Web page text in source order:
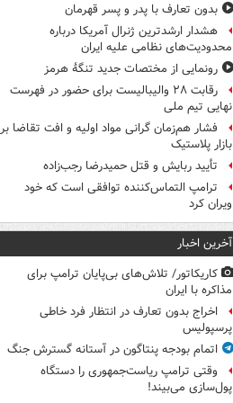
بدون تعارف با پدر و پسر قهرمان
هشدار ارشدترین ژنرال آمریکا درباره
محدودیت‌های نظامی علیه ایران
رونمایی از مختصات جدید تنگۀ هرمز
رقابت ۲۸ والیبالیست برای حضور در فهرست
نهایی تیم ملی
فشار هم‌زمان گرانی مواد اولیه و افت تقاضا بر
بازار پلاستیک
تأیید ربایش و قتل حمیدرضا رجب‌زاده
ترامپ التماس‌کننده توافقی است که خود
ویران کرد
آخرین اخبار
کاریکاتور/ تلاش‌های بی‌پایان ترامپ برای
مذاکره با ایران
اخراج بدون تعارف در انتظار فرد خاطی
پرسپولیس
اتمام بودجه پنتاگون در آستانه گسترش جنگ
وقتی ترامپ ریاست‌جمهوری را دستگاه
پول‌سازی می‌بیند!